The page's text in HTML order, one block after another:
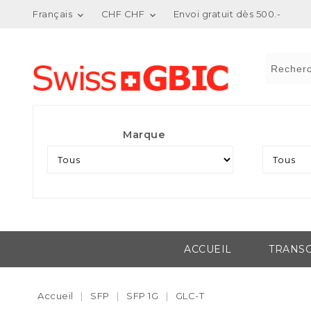
Français  CHF CHF  Envoi gratuit dès 500.-
Marque
ACCUEIL
Accueil SFP SFP 1G GLC-T